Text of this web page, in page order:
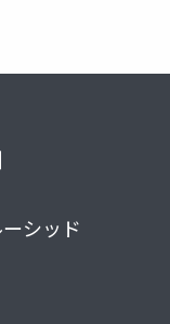
シッド